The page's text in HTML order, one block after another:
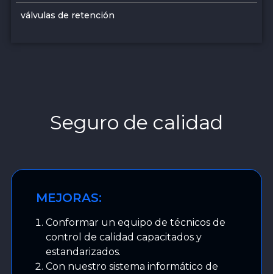
válvulas de retención
Seguro de calidad
MEJORAS:
Conformar un equipo de técnicos de
control de calidad capacitados y
estandarizados.
Con nuestro sistema informático de